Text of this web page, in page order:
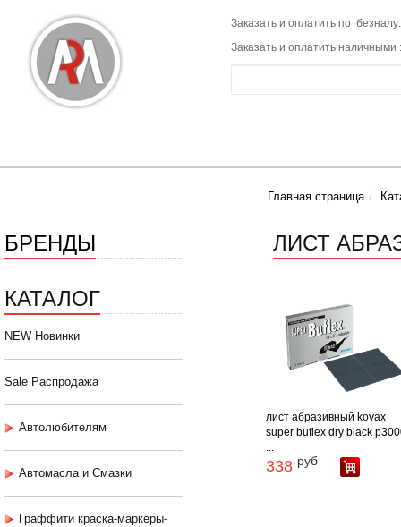
Заказать и оплатить по
Заказать и оплатить наличными
Главная страница
БРЕНДЫ
КАТАЛОГ
NEW Новинки
Sale Распродажа
Автолюбителям
Автомасла и Смазки
Граффити краска-маркеры-
ЛИСТ
лист абразивный kovax
super buflex dry black
...
338 руб